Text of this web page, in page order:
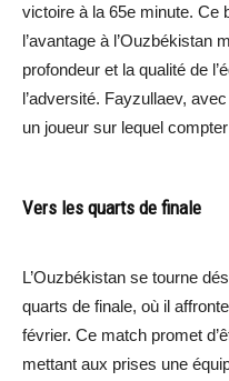
victoire à la 65e minute. Ce
l’avantage à l’Ouzbékistan
profondeur et la qualité de
l’adversité. Fayzullaev,
un joueur sur lequel
Vers les quarts de finale
L’Ouzbékistan se tourne
quarts de finale, où il
février. Ce match promet
mettant aux prises une